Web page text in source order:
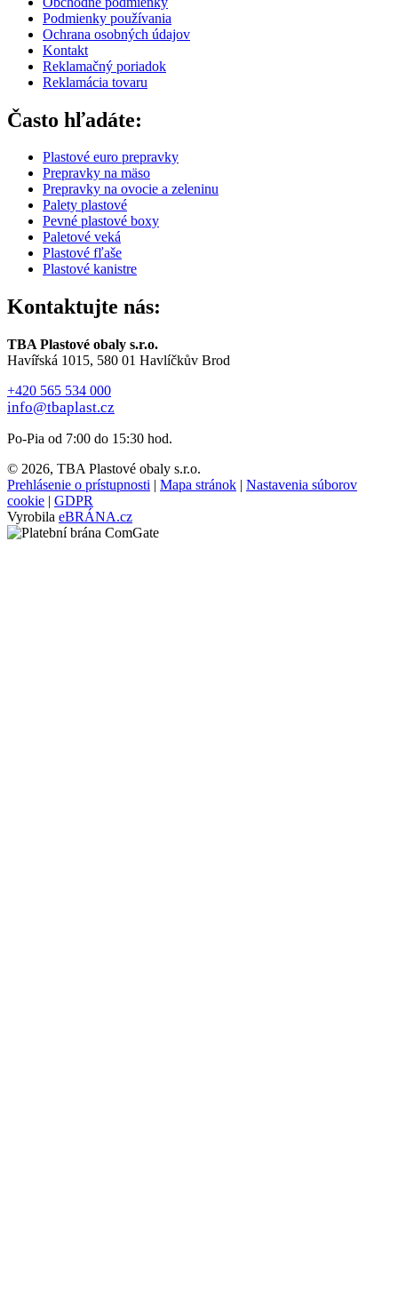
Podmienky používania
Ochrana osobných údajov
Kontakt
Reklamačný poriadok
Reklamácia tovaru
Často hľadáte:
Plastové euro prepravky
Prepravky na mäso
Prepravky na ovocie a zeleninu
Palety plastové
Pevné plastové boxy
Paletové veká
Plastové fľaše
Plastové kanistre
Kontaktujte nás:
TBA Plastové obaly s.r.o.
Havířská 1015, 580 01 Havlíčkův Brod
+420 565 534 000
info@tbaplast.cz
Po-Pia od 7:00 do 15:30 hod.
© 2026, TBA Plastové obaly s.r.o.
Prehlásenie o prístupnosti | Mapa stránok | Nastavenia súborov
cookie | GDPR
Vyrobila eBRÁNA.cz